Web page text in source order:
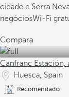
cidade e Serra
negóciosWi-Fi
Compara
Canfranc Estación,
Huesca, Spain
Recomendado